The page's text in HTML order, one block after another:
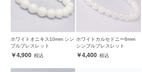
ホワイトオニキス10mm シン
プルブレスレット
4,900
ホワイトカルセドニー6mm
シンプルブレスレット
4,400